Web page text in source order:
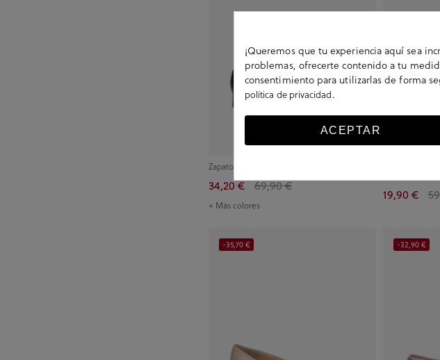
Zapatos bloom&you DAFNE en azul marino
34,20 € 69,90 €
+ Más colores
19,90 €
-35,70 € -32,90 €
¡Queremos que tu experiencia aquí sea
problemas, ofrecerte contenido a tu
consentimiento para utilizarlas de forma
política de privacidad.
ACEPTAR